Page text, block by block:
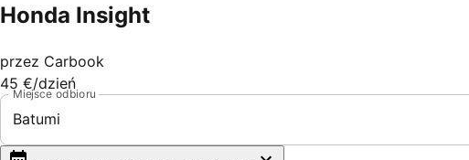
Honda Insight
przez Carbook
45 €/dzień
Miejsce odbioru
Batumi